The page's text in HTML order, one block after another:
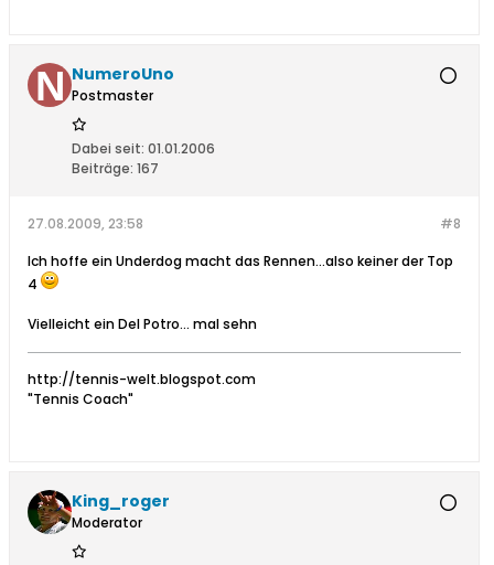
NumeroUno
Postmaster
Dabei seit: 01.01.2006
Beiträge: 167
#8
27.08.2009, 23:58
Ich hoffe ein Underdog macht das Rennen...also keiner der Top
4
Vielleicht ein Del Potro... mal sehn
http://tennis-welt.blogspot.com
"Tennis Coach"
King_roger
Moderator